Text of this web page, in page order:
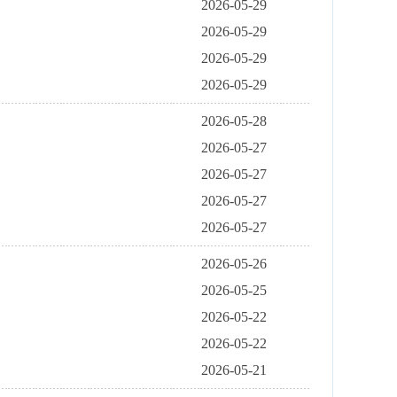
2026-05-29
2026-05-29
2026-05-29
2026-05-29
2026-05-28
2026-05-27
2026-05-27
2026-05-27
2026-05-27
2026-05-26
2026-05-25
2026-05-22
2026-05-22
2026-05-21